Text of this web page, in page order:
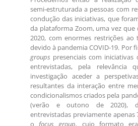
semi-estruturada a pessoas com
condução das iniciativas, que
da plataforma Zoom, uma vez que
2020, com enormes restrições ao
devido à pandemia COVID-19. Por
groups presenciais com
entrevistadas, pela relevância
investigação aceder a
resultantes da interação entre
condicionalismos criados pela
(verão e outono de 2020),
entrevistadas previamente apenas
ofocus group, cujo formato